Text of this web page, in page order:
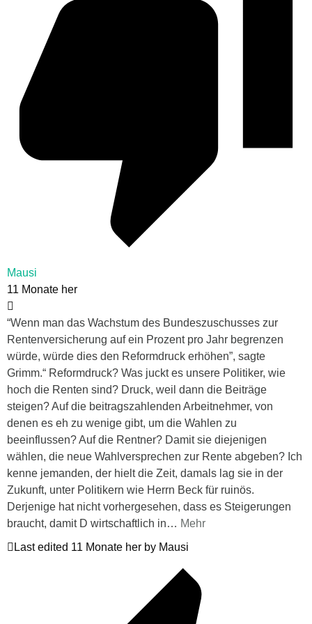
Mausi
11 Monate her
“Wenn man das Wachstum des Bundeszuschusses zur
Rentenversicherung auf ein Prozent pro Jahr begrenzen
würde, würde dies den Reformdruck erhöhen”, sagte
Grimm.“ Reformdruck? Was juckt es unsere Politiker, wie
hoch die Renten sind? Druck, weil dann die Beiträge
steigen? Auf die beitragszahlenden Arbeitnehmer, von
denen es eh zu wenige gibt, um die Wahlen zu
beeinflussen? Auf die Rentner? Damit sie diejenigen
wählen, die neue Wahlversprechen zur Rente abgeben? Ich
kenne jemanden, der hielt die Zeit, damals lag sie in der
Zukunft, unter Politikern wie Herrn Beck für ruinös.
Derjenige hat nicht vorhergesehen, dass es Steigerungen
braucht, damit D wirtschaftlich in… Mehr
Last edited 11 Monate her by Mausi